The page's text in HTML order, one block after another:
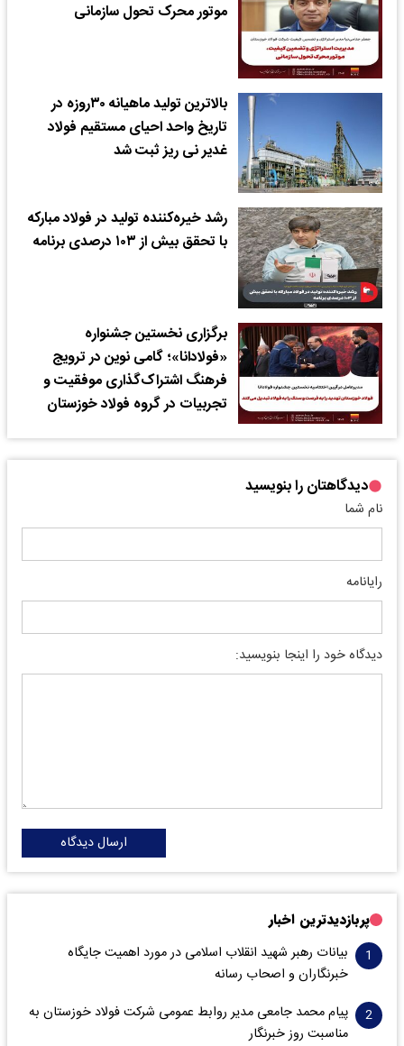
موتور محرک تحول سازمانی
بالاترین تولید ماهیانه ۳۰روزه در
تاریخ واحد احیای مستقیم فولاد
غدیر نی ریز ثبت شد
رشد خیره‌کننده تولید در فولاد مبارکه
با تحقق بیش از ۱۰۳ درصدی برنامه‌
برگزاری نخستین جشنواره
«فولادانا»؛ گامی نوین در ترویج
فرهنگ اشتراک‌گذاری موفقیت و
تجربیات در گروه فولاد خوزستان
دیدگاهتان را بنویسید
نام شما
رایانامه
دیدگاه خود را اینجا بنویسید:
ارسال دیدگاه
پربازدیدترین اخبار
بیانات رهبر شهید انقلاب اسلامی در مورد اهمیت جایگاه
خبرنگاران و اصحاب رسانه
پیام محمد جامعی مدیر روابط عمومی شرکت فولاد خوزستان به
مناسبت روز خبرنگار